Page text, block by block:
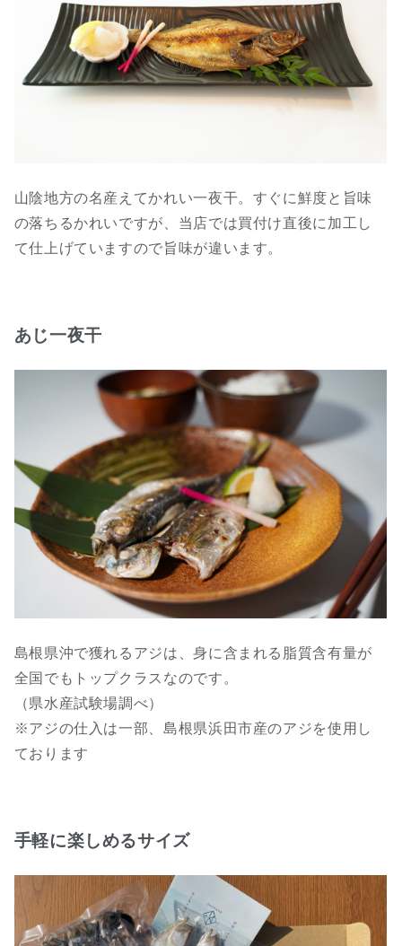
山陰地方の名産えてかれい一夜干。すぐに鮮度と旨味
の落ちるかれいですが、当店では買付け直後に加工し
て仕上げていますので旨味が違います。
あじ一夜干
島根県沖で獲れるアジは、身に含まれる脂質含有量が
全国でもトップクラスなのです。
（県水産試験場調べ）
※アジの仕入は一部、島根県浜田市産のアジを使用し
ております
手軽に楽しめるサイズ